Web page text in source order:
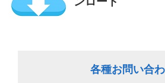
各種お問い合